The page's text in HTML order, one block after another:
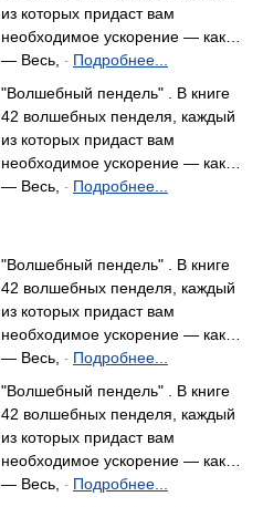
из которых придаст вам
необходимое ускорение — как…
— Весь,
- Подробнее...
"Волшебный пендель" . В книге
42 волшебных пенделя, каждый
из которых придаст вам
необходимое ускорение — как…
— Весь,
- Подробнее...
"Волшебный пендель" . В книге
42 волшебных пенделя, каждый
из которых придаст вам
необходимое ускорение — как…
— Весь,
- Подробнее...
"Волшебный пендель" . В книге
42 волшебных пенделя, каждый
из которых придаст вам
необходимое ускорение — как…
— Весь,
- Подробнее...